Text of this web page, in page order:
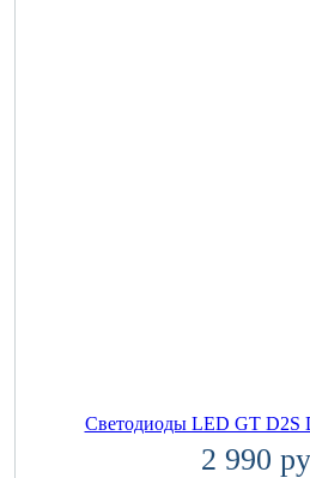
Светодиоды LED GT D2S
2 990